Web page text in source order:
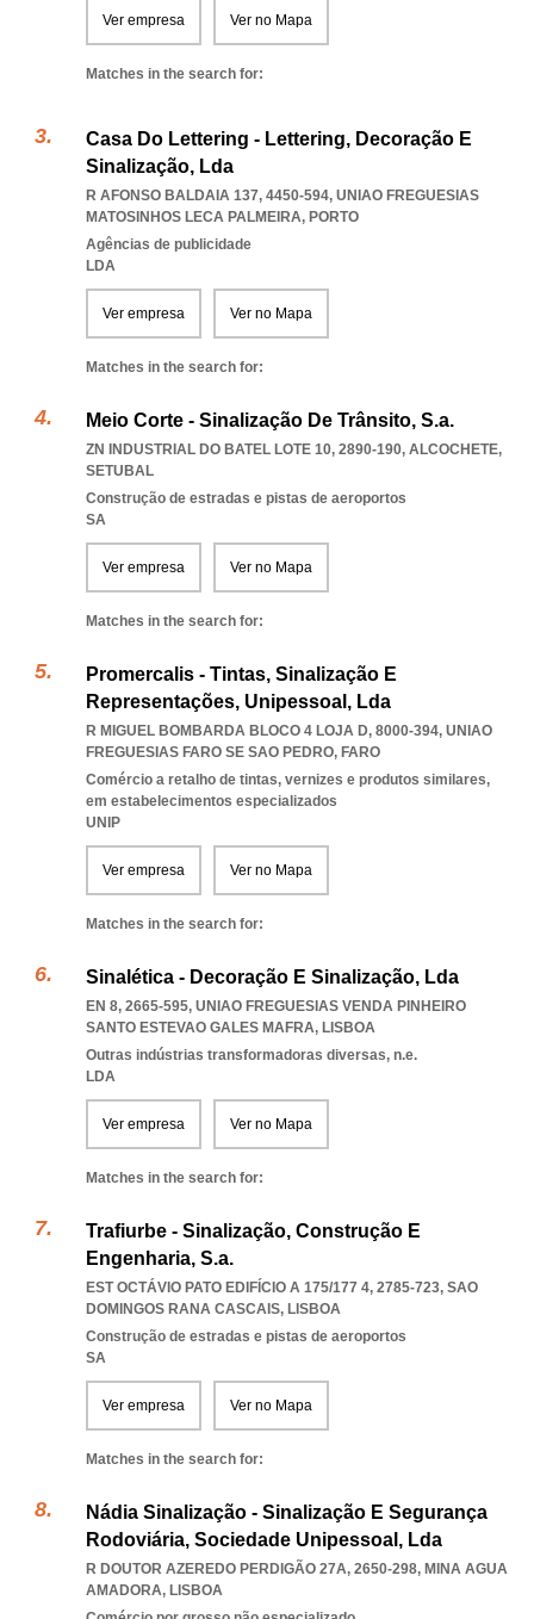
Ver empresa Ver no Mapa
Matches in the search for:
Casa Do Lettering - Lettering, Decoração E
Sinalização, Lda
R AFONSO BALDAIA 137, 4450-594, UNIAO FREGUESIAS
MATOSINHOS LECA PALMEIRA, PORTO
Agências de publicidade
LDA
Ver empresa Ver no Mapa
Matches in the search for:
Meio Corte - Sinalização De Trânsito, S.a.
ZN INDUSTRIAL DO BATEL LOTE 10, 2890-190, ALCOCHETE,
SETUBAL
Construção de estradas e pistas de aeroportos
SA
Ver empresa Ver no Mapa
Matches in the search for:
Promercalis - Tintas, Sinalização E
Representações, Unipessoal, Lda
R MIGUEL BOMBARDA BLOCO 4 LOJA D, 8000-394, UNIAO
FREGUESIAS FARO SE SAO PEDRO, FARO
Comércio a retalho de tintas, vernizes e produtos similares,
em estabelecimentos especializados
UNIP
Ver empresa Ver no Mapa
Matches in the search for:
Sinalética - Decoração E Sinalização, Lda
EN 8, 2665-595, UNIAO FREGUESIAS VENDA PINHEIRO
SANTO ESTEVAO GALES MAFRA, LISBOA
Outras indústrias transformadoras diversas, n.e.
LDA
Ver empresa Ver no Mapa
Matches in the search for:
Trafiurbe - Sinalização, Construção E
Engenharia, S.a.
EST OCTÁVIO PATO EDIFÍCIO A 175/177 4, 2785-723, SAO
DOMINGOS RANA CASCAIS, LISBOA
Construção de estradas e pistas de aeroportos
SA
Ver empresa Ver no Mapa
Matches in the search for:
Nádia Sinalização - Sinalização E Segurança
Rodoviária, Sociedade Unipessoal, Lda
R DOUTOR AZEREDO PERDIGÃO 27A, 2650-298, MINA AGUA
AMADORA, LISBOA